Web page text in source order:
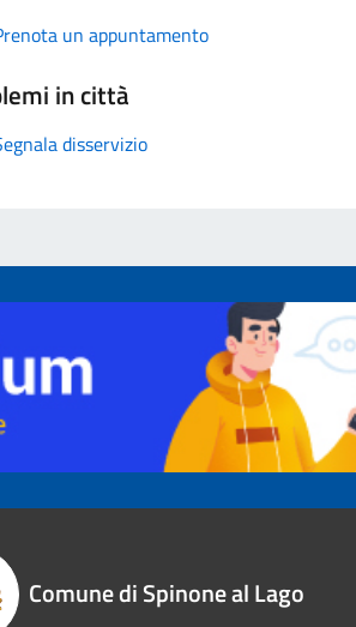
un appuntamento
in città
disservizio
Comune di Spinone al Lago